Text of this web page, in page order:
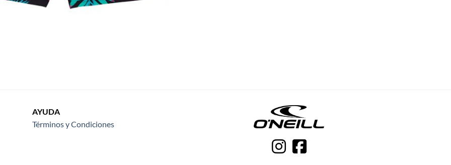
AYUDA
Términos y Condiciones